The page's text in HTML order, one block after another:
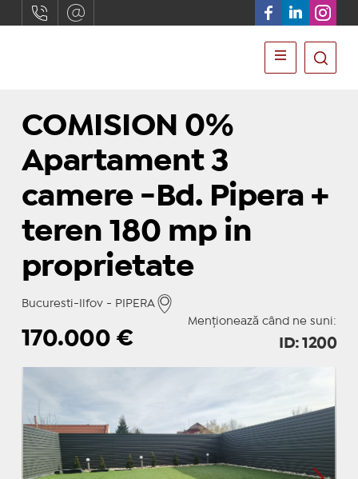
COMISION 0%
Apartament 3
camere -Bd. Pipera +
teren 180 mp in
proprietate
Bucuresti-Ilfov - PIPERA
Menționează când ne suni:
170.000 € ID: 1200